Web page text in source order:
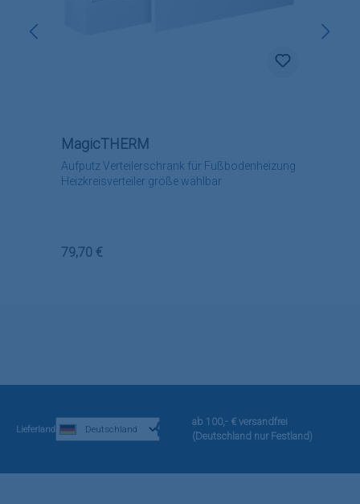
Aufputz Verteilerschrank für Fußbodenheizung
Heizkreisverteiler größe wählbar
MagicTHERM
Regulärer Preis:
79,70 €
Lieferland
ab 100,- € versandfrei
(Deutschland nur Festland)